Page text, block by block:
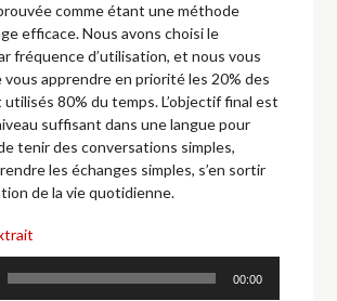
comme étant une méthode
efficace. Nous avons choisi le
fréquence d’utilisation, et nous vous
vous apprendre en priorité les 20% des
80% du temps. L’objectif final est
suffisant dans une langue pour
tenir des conversations simples,
les échanges simples, s’en sortir
de la vie quotidienne.
00:00